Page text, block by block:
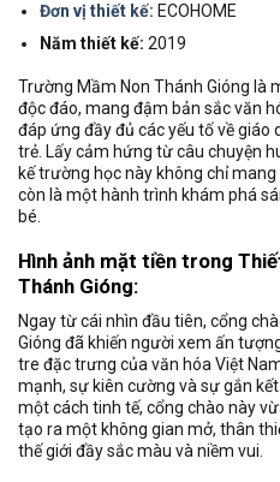
Đơn vị thiết kế: ECOHOME
Năm thiết kế: 2019
Trường Mầm Non Thánh Gióng là
độc đáo, mang đậm bản sắc văn
đáp ứng đầy đủ các yếu tố về giáo
trẻ. Lấy cảm hứng từ câu chuyện
kế trường học này không chỉ
còn là một hành trình khám phá
bé.
Hình ảnh mặt tiền trong
Thánh Gióng:
Ngay từ cái nhìn đầu tiên, cổng
Gióng đã khiến người xem ấn
tre đặc trưng của văn hóa Việt
mạnh, sự kiên cường và sự gắn
một cách tinh tế, cổng chào này
tạo ra một không gian mở, thân
thế giới đầy sắc màu và niềm vui.